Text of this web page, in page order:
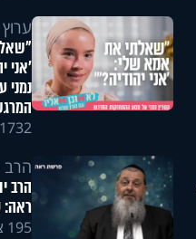
'אני
11732
הרב
הרב
ראה:
195 צפיות